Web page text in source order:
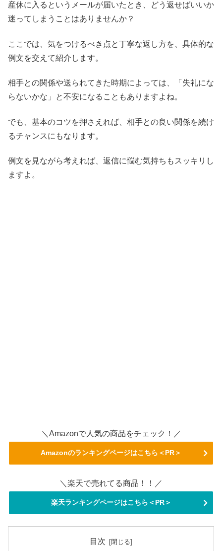
産休に入るというメールが届いたとき、どう返せばいいか
迷ってしまうことはありませんか？
ここでは、気をつけるべき点と丁寧な返し方を、具体的な
例文を交えて紹介します。
相手との関係や送られてきた時期によっては、「失礼にな
らないかな」と不安になることもありますよね。
でも、基本のコツを押さえれば、相手との良い関係を続け
るチャンスにもなります。
例文を見ながら考えれば、返信に悩む気持ちもスッキリし
ますよ。
＼Amazonで人気の商品をチェック！／
Amazonのランキングページはこちら＜PR＞
＼楽天で売れてる商品！！／
楽天ランキングページはこちら＜PR＞
目次